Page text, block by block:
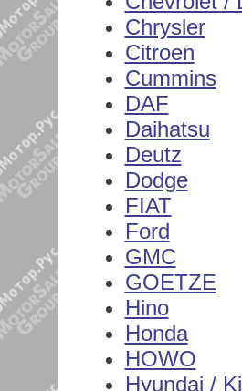
Chrysler
Citroen
Cummins
DAF
Daihatsu
Deutz
Dodge
FIAT
Ford
GMC
GOETZE
Hino
Honda
HOWO
Hyundai /